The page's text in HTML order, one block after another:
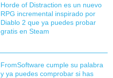
Horde of Distraction es un nuevo
RPG incremental inspirado por
Diablo 2 que ya puedes probar
gratis en Steam
FromSoftware cumple su palabra
y ya puedes comprobar si has